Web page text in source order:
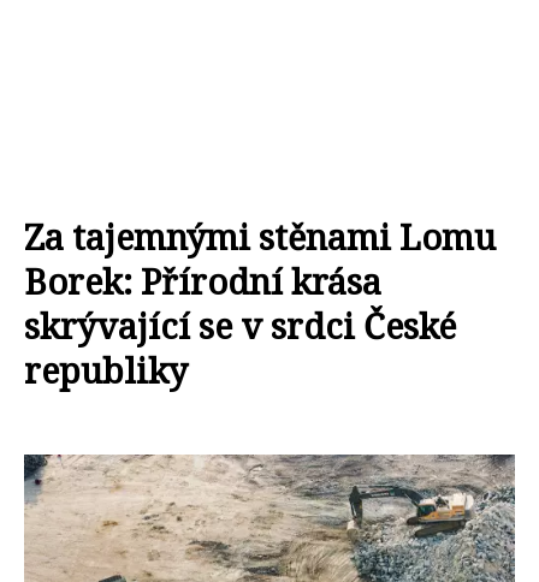
Za tajemnými stěnami Lomu
Borek: Přírodní krása
skrývající se v srdci České
republiky